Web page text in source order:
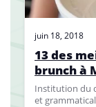
juin 18, 2018
13 des
brunch à
Institution du
et